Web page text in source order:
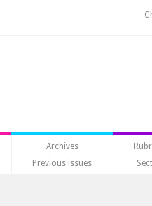
Archives
Previous issues